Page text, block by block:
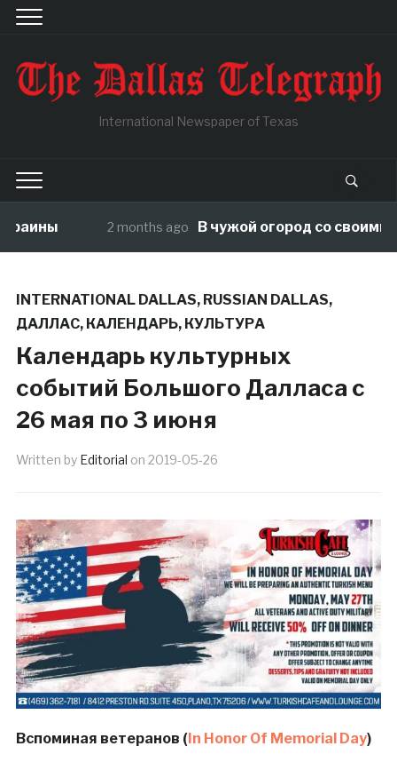
International Newspaper of Texas
2 months ago В чужой огород со своими
INTERNATIONAL DALLAS, RUSSIAN DALLAS,
ДАЛЛАС, КАЛЕНДАРЬ, КУЛЬТУРА
Календарь культурных
событий Большого Далласа с
26 мая по 3 июня
Written by Editorial on 2019-05-26
Вспоминая ветеранов (In Honor Of Memorial Day)